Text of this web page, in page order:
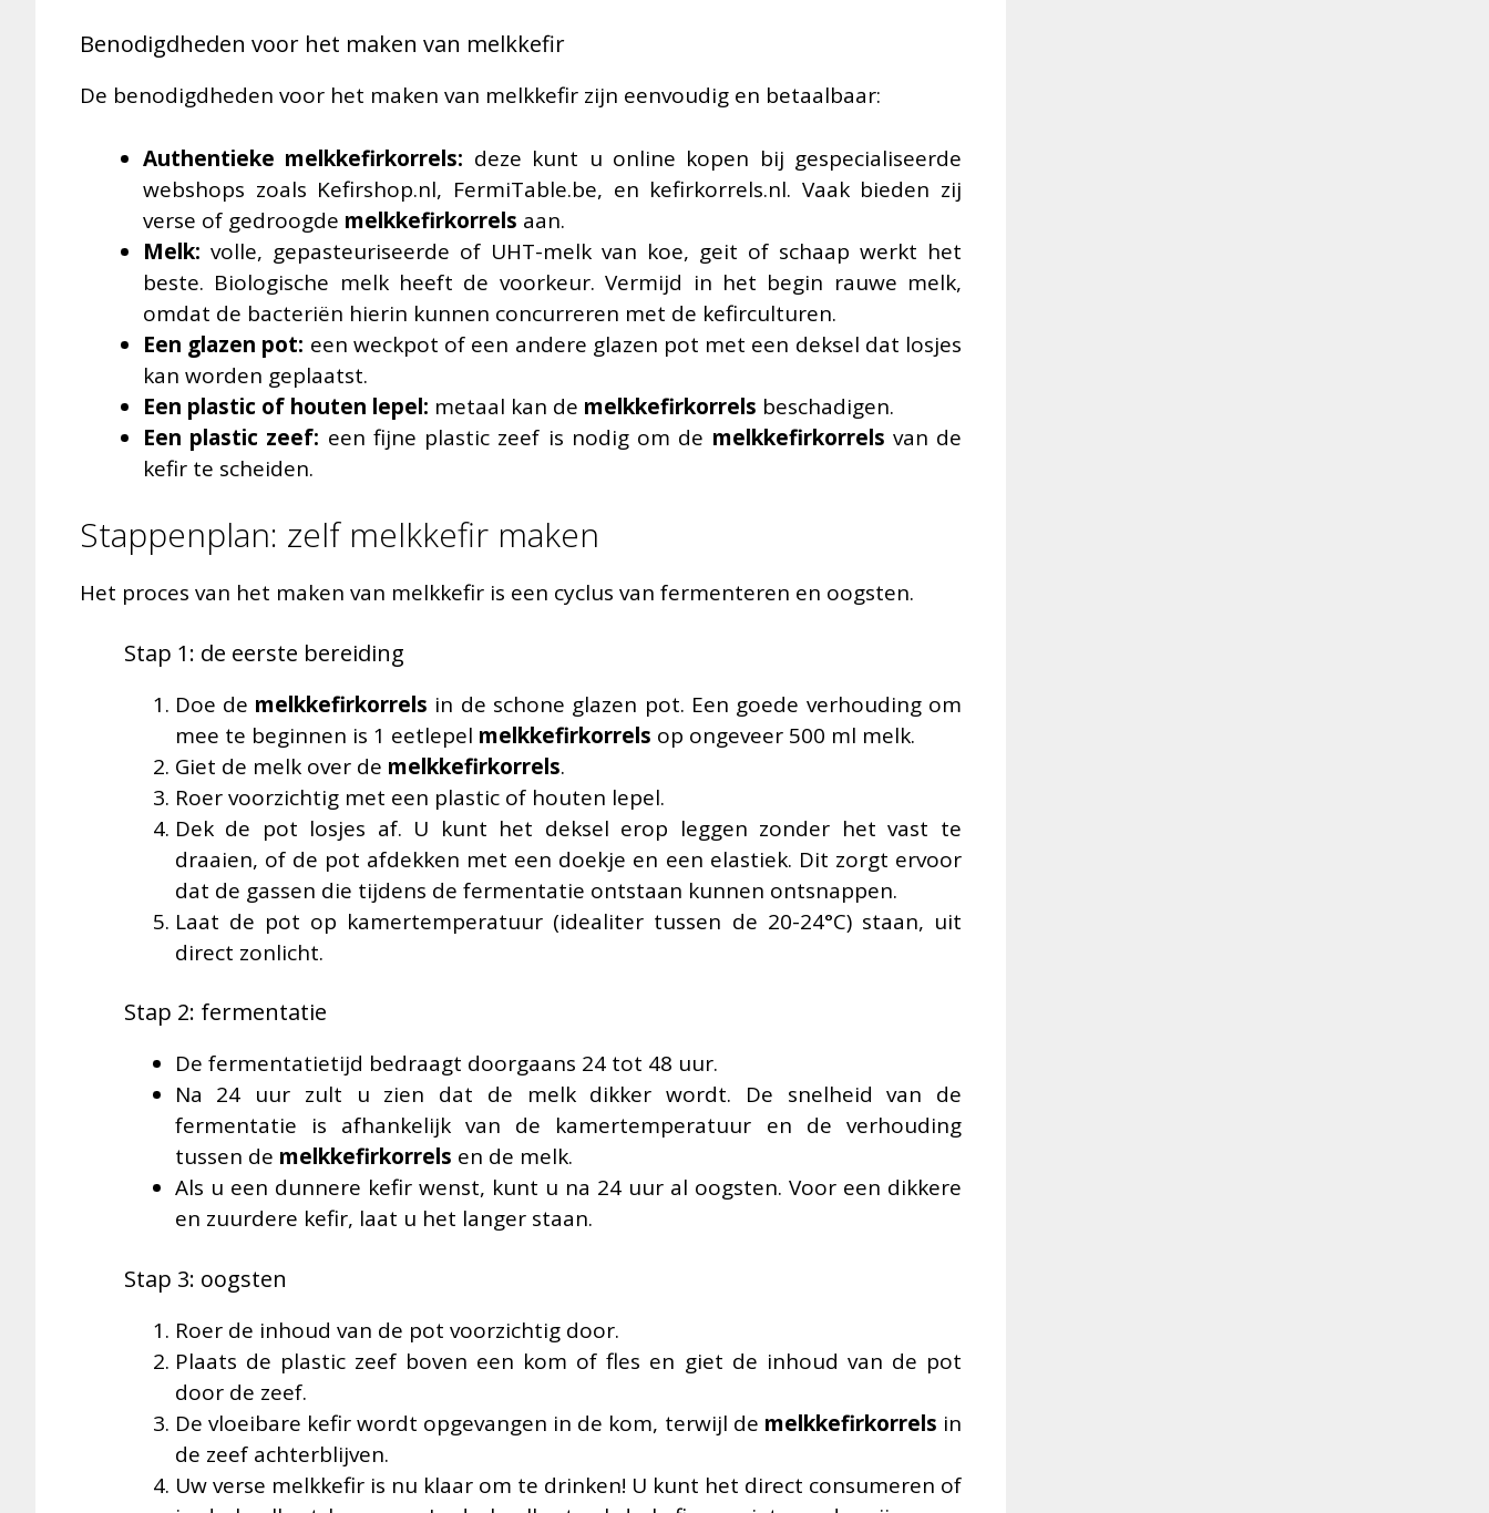
Benodigdheden voor het maken van melkkefir
De benodigdheden voor het maken van melkkefir zijn eenvoudig en betaalbaar:
Authentieke melkkefirkorrels: deze kunt u online kopen bij gespecialiseerde
webshops zoals Kefirshop.nl, FermiTable.be, en kefirkorrels.nl. Vaak bieden zij
verse of gedroogde melkkefirkorrels aan.
Melk: volle, gepasteuriseerde of UHT-melk van koe, geit of schaap werkt het
beste. Biologische melk heeft de voorkeur. Vermijd in het begin rauwe melk,
omdat de bacteriën hierin kunnen concurreren met de kefirculturen.
Een glazen pot: een weckpot of een andere glazen pot met een deksel dat losjes
kan worden geplaatst.
Een plastic of houten lepel: metaal kan de melkkefirkorrels beschadigen.
Een plastic zeef: een fijne plastic zeef is nodig om de melkkefirkorrels van de
kefir te scheiden.
Stappenplan: zelf melkkefir maken
Het proces van het maken van melkkefir is een cyclus van fermenteren en oogsten.
Stap 1: de eerste bereiding
Doe de melkkefirkorrels in de schone glazen pot. Een goede verhouding om
mee te beginnen is 1 eetlepel melkkefirkorrels op ongeveer 500 ml melk.
Giet de melk over de melkkefirkorrels.
Roer voorzichtig met een plastic of houten lepel.
Dek de pot losjes af. U kunt het deksel erop leggen zonder het vast te
draaien, of de pot afdekken met een doekje en een elastiek. Dit zorgt ervoor
dat de gassen die tijdens de fermentatie ontstaan kunnen ontsnappen.
Laat de pot op kamertemperatuur (idealiter tussen de 20-24°C) staan, uit
direct zonlicht.
Stap 2: fermentatie
De fermentatietijd bedraagt doorgaans 24 tot 48 uur.
Na 24 uur zult u zien dat de melk dikker wordt. De snelheid van de
fermentatie is afhankelijk van de kamertemperatuur en de verhouding
tussen de melkkefirkorrels en de melk.
Als u een dunnere kefir wenst, kunt u na 24 uur al oogsten. Voor een dikkere
en zuurdere kefir, laat u het langer staan.
Stap 3: oogsten
Roer de inhoud van de pot voorzichtig door.
Plaats de plastic zeef boven een kom of fles en giet de inhoud van de pot
door de zeef.
De vloeibare kefir wordt opgevangen in de kom, terwijl de melkkefirkorrels in
de zeef achterblijven.
Uw verse melkkefir is nu klaar om te drinken! U kunt het direct consumeren of